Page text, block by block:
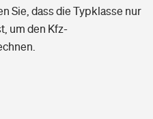
Sie, dass die Typklasse nur
um den Kfz-